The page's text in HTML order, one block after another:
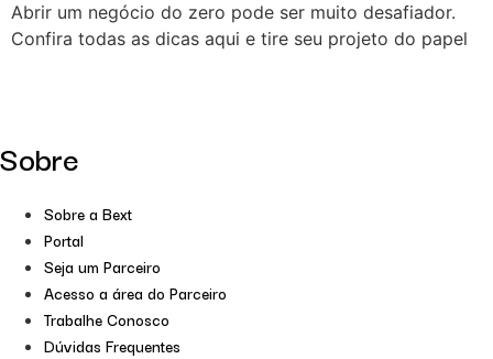
Abrir um negócio do zero pode ser muito desafiador.
Confira todas as dicas aqui e tire seu projeto do papel
Sobre
Sobre a Bext
Portal
Seja um Parceiro
Acesso a área do Parceiro
Trabalhe Conosco
Dúvidas Frequentes